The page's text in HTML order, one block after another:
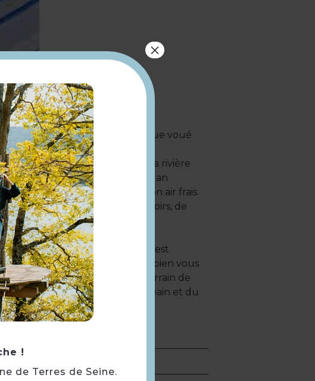
la-Jolie est un espace ludique voué
ludique de 360m² avec sa rivière
un impressionnant toboggan
2000m² pour profiter du bon air frais.
sportif (25 x 15m, 6 couloirs, de
vous attendent. Celui-ci est
assis, 2 tapis de course pour bien vous
profitez du jacuzzi, du terrain de
sieste ! Port du bonnet de bain et du
de bien-être/balnéo,
!
de Terres de Seine.
×